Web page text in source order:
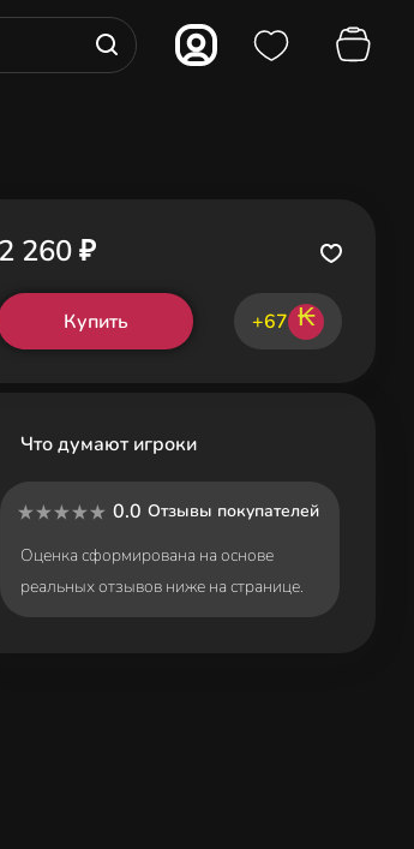
2 260 ₽
Купить +67 ₭
Что думают игроки
0.0 Отзывы покупателей
Оценка сформирована на основе
реальных отзывов ниже на странице.